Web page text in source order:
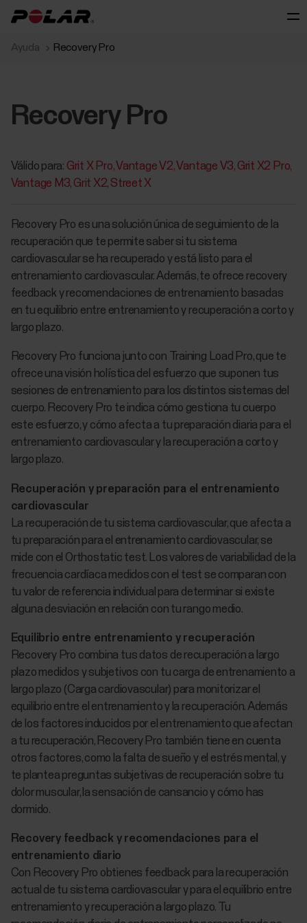
Ayuda Recovery Pro
Recovery Pro
Válido para: Grit X Pro Vantage V2 Vantage V3 Grit X2 Pro
Vantage M3 Grit X2 Street X
Recovery Pro es una solución única de seguimiento de la
recuperación que te permite saber si tu sistema
cardiovascular se ha recuperado y está listo para el
entrenamiento cardiovascular. Además, te ofrece recovery
feedback y recomendaciones de entrenamiento basadas
en tu equilibrio entre entrenamiento y recuperación a corto y
largo plazo.
Recovery Pro funciona junto con Training Load Pro, que te
ofrece una visión holística del esfuerzo que suponen tus
sesiones de entrenamiento para los distintos sistemas del
cuerpo. Recovery Pro te indica cómo gestiona tu cuerpo
este esfuerzo, y cómo afecta a tu preparación diaria para el
entrenamiento cardiovascular y la recuperación a corto y
largo plazo.
Recuperación y preparación para el entrenamiento
cardiovascular
La recuperación de tu sistema cardiovascular, que afecta a
tu preparación para el entrenamiento cardiovascular, se
mide con el Orthostatic test. Los valores de variabilidad de la
frecuencia cardíaca medidos con el test se comparan con
tu valor de referencia individual para determinar si existe
alguna desviación en relación con tu rango medio.
Equilibrio entre entrenamiento y recuperación
Recovery Pro combina tus datos de recuperación a largo
plazo medidos y subjetivos con tu carga de entrenamiento a
largo plazo (Carga cardiovascular) para monitorizar el
equilibrio entre el entrenamiento y la recuperación. Además
de los factores inducidos por el entrenamiento que afectan
a tu recuperación, Recovery Pro también tiene en cuenta
otros factores, como la falta de sueño y el estrés mental, y
te plantea preguntas subjetivas de recuperación sobre tu
dolor muscular, la sensación de cansancio y cómo has
dormido.
Recovery feedback y recomendaciones para el
entrenamiento diario
Con Recovery Pro obtienes feedback para la recuperación
actual de tu sistema cardiovascular y para el equilibrio entre
entrenamiento y recuperación a largo plazo. Tu